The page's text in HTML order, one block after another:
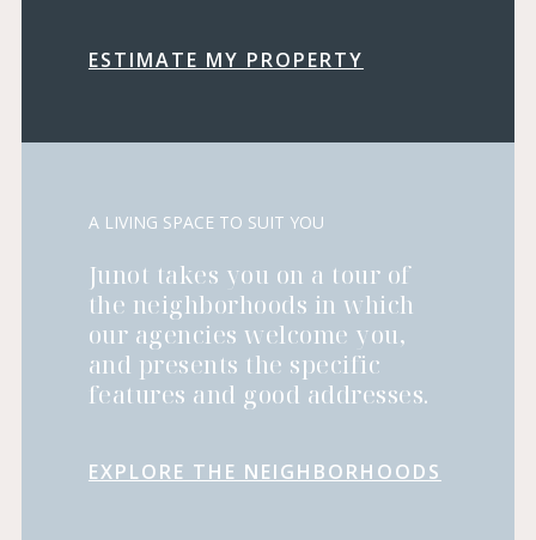
ESTIMATE MY PROPERTY
A LIVING SPACE TO SUIT YOU
Junot takes you on a tour of
the neighborhoods in which
our agencies welcome you,
and presents the specific
features and good addresses.
EXPLORE THE NEIGHBORHOODS